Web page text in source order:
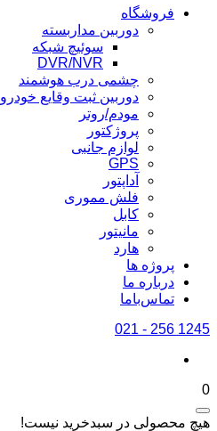
فروشگاه
دوربین مداربسته
سوئیچ شبکه
DVR/NVR
چشمی درب هوشمند
دوربین ثبت وقایع خودرو
مودم/روتر
پروژکتور
لوازم جانبی
GPS
آداپتور
فلش مموری
کابل
مانیتور
هارد
پروژه ها
درباره ما
تماس‌باما
1245 256 - 021
0
هیچ محصولی در سبدخرید نیست!